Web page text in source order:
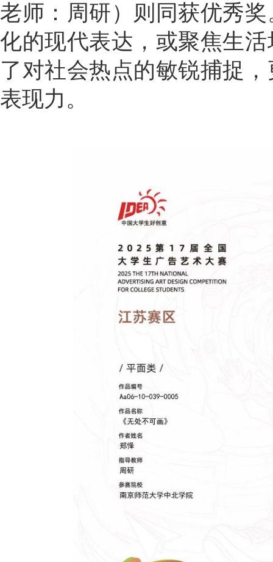
老师：周研）则同获优秀
化的现代表达，或聚焦生
了对社会热点的敏锐捕捉
表现力。